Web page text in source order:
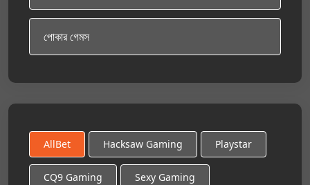
পোকার গেমস
AllBet Hacksaw Gaming Playstar
CQ9 Gaming Sexy Gaming